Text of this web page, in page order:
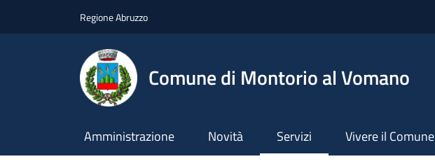
Regione Abruzzo
Comune di Montorio al Vomano
Amministrazione Novità Servizi Vivere il Comune